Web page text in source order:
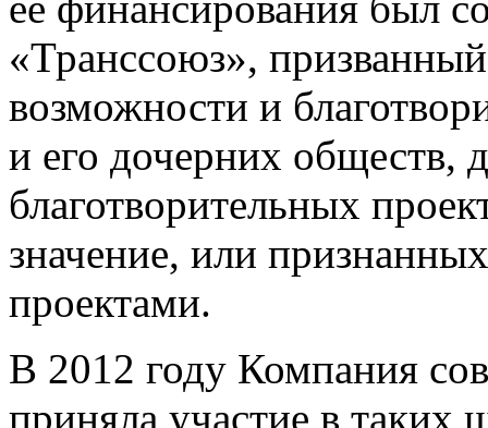
«Транссоюз»,
возможности и
и его дочерних обществ,
благотворительных
значение, или
проектами.
В 2012 году Компания
приняла участие в